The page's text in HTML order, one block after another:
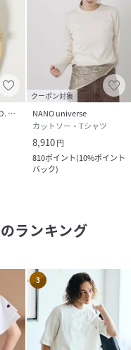
UNITED ARROWS LTD. OUTLET
クーポン対象
NANO universe
カットソー・Tシャツ
8,910円
810ポイント(10%ポイント
バック)
のランキング
3